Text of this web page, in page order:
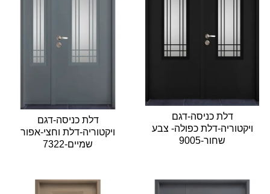
דלת כניסה-דגם
ויקטוריה-דלת כפולה- צבע
שחור-9005
דלת כניסה-דגם
ויקטוריה-דלת וחצי-אפור
שמיים-7322